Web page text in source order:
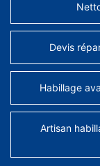
Devis
Habillage
Artisan